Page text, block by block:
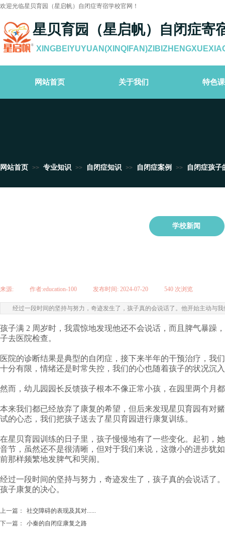
星贝育园（星启帆）自闭症寄
欢迎光临星贝育园（星启帆）自闭症寄宿学校官网！
网站首页 关于我们 特色
网站首页 >> 专业知识 >> 自闭症知识 >> 自闭症案例 >> 自闭症孩子
学校新闻
来源: 作者:education-100 发布时间: 2024-07-20 540 次浏览
经过一段时间的坚持与努力，奇迹发生了，孩子真的会说话了。他开始主动与
孩子满 2 周岁时，我震惊地发现他还不会说话，而且脾气暴躁
子去医院检查。
医院的诊断结果是典型的自闭症 ，接下来半年的干预治疗，我
十分有限，情绪还是时常失控，我们的心也随着孩子的状况沉
然而，幼儿园园长反馈孩子根本不像正常小孩，在园里两个月
本来我们都已经放弃了康复的希望，但后来发现星贝育园有对
试的心态，我们把孩子送去了星贝育园进行康复训练。
在星贝育园训练的日子里，孩子慢慢地有了一些变化。起初，
音节，虽然还不是很清晰，但对于我们来说，这微小的进步犹
前那样频繁地发脾气和哭闹。
经过一段时间的坚持与努力，奇迹发生了，孩子真的会说话了
孩子康复的决心。
上一篇：
社交障碍的表现及其对......
下一篇：
小秦的自闭症康复之路